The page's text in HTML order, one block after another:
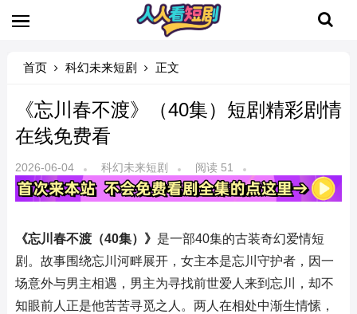
首页 科幻未来短剧 正文
《忘川春不渡》（40集）短剧精彩剧情
在线免费看
2026-06-04 科幻未来短剧 阅读 51
《忘川春不渡（40集）》 是一部40集的古装奇幻爱情短
剧。故事围绕忘川河畔展开，女主本是忘川守护者，因一
场意外与男主相遇，男主为寻找前世爱人来到忘川，却不
知眼前人正是他苦苦寻觅之人。两人在相处中渐生情愫，